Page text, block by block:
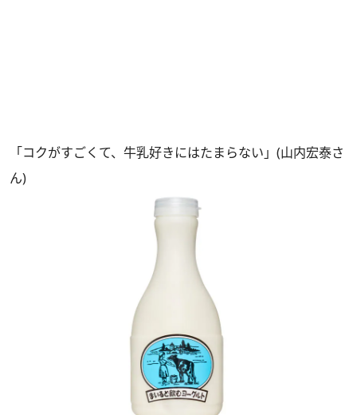
「コクがすごくて、牛乳好きにはたまらない」(山内宏泰さ
ん)